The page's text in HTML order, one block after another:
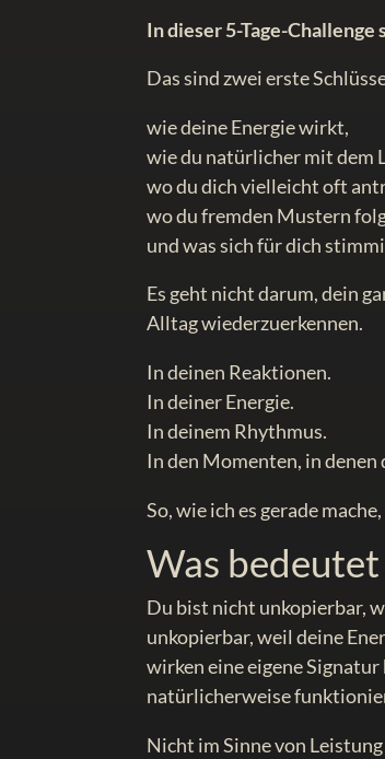
In dieser 5-Tage-
Das sind zwei erste
wie deine Energie wirkt,
wie du natürlicher mit dem
wo du dich vielleicht oft
wo du fremden Mustern
und was sich für dich
Es geht nicht darum, dein
Alltag wiederzuerkennen.
In deinen Reaktionen.
In deiner Energie.
In deinem Rhythmus.
In den Momenten, in denen
So, wie ich es gerade
Was
Du bist nicht unkopierbar,
unkopierbar, weil deine
wirken eine eigene
natürlicherweise
Nicht im Sinne von